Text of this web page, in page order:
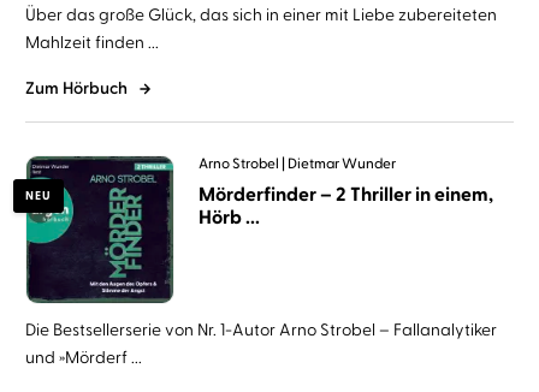
Über das große Glück, das sich in einer mit Liebe zubereiteten
Mahlzeit finden ...
Zum Hörbuch
NEU
Arno Strobel Dietmar Wunder
Mörderfinder – 2 Thriller in einem,
Hörb ...
Die Bestsellerserie von Nr. 1-Autor Arno Strobel – Fallanalytiker
und »Mörderf ...